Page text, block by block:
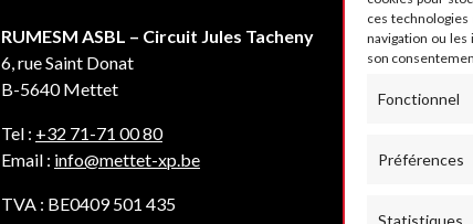
ces
navigation ou
son
Fonctionnel
Préférences
Statistiques
RUMESM ASBL – Circuit Jules Tacheny
6, rue Saint Donat
B-5640 Mettet
Tel : +32 71-71 00 80
Email : info@mettet-xp.be
TVA : BE0409 501 435